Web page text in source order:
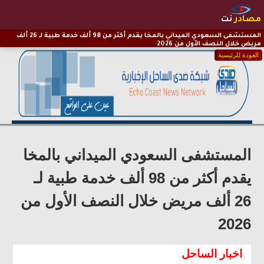
مصادرنت
العودة للرئيسية
​المستشفى السعودي الميداني بالمخا يقدم أكثر من 98 ألف خدمة طبية لـ 26 ألف
مريض خلال النصف الأول من 2026